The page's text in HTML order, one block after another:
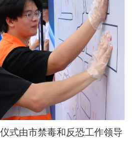
式由市禁毒和反恐工作领导